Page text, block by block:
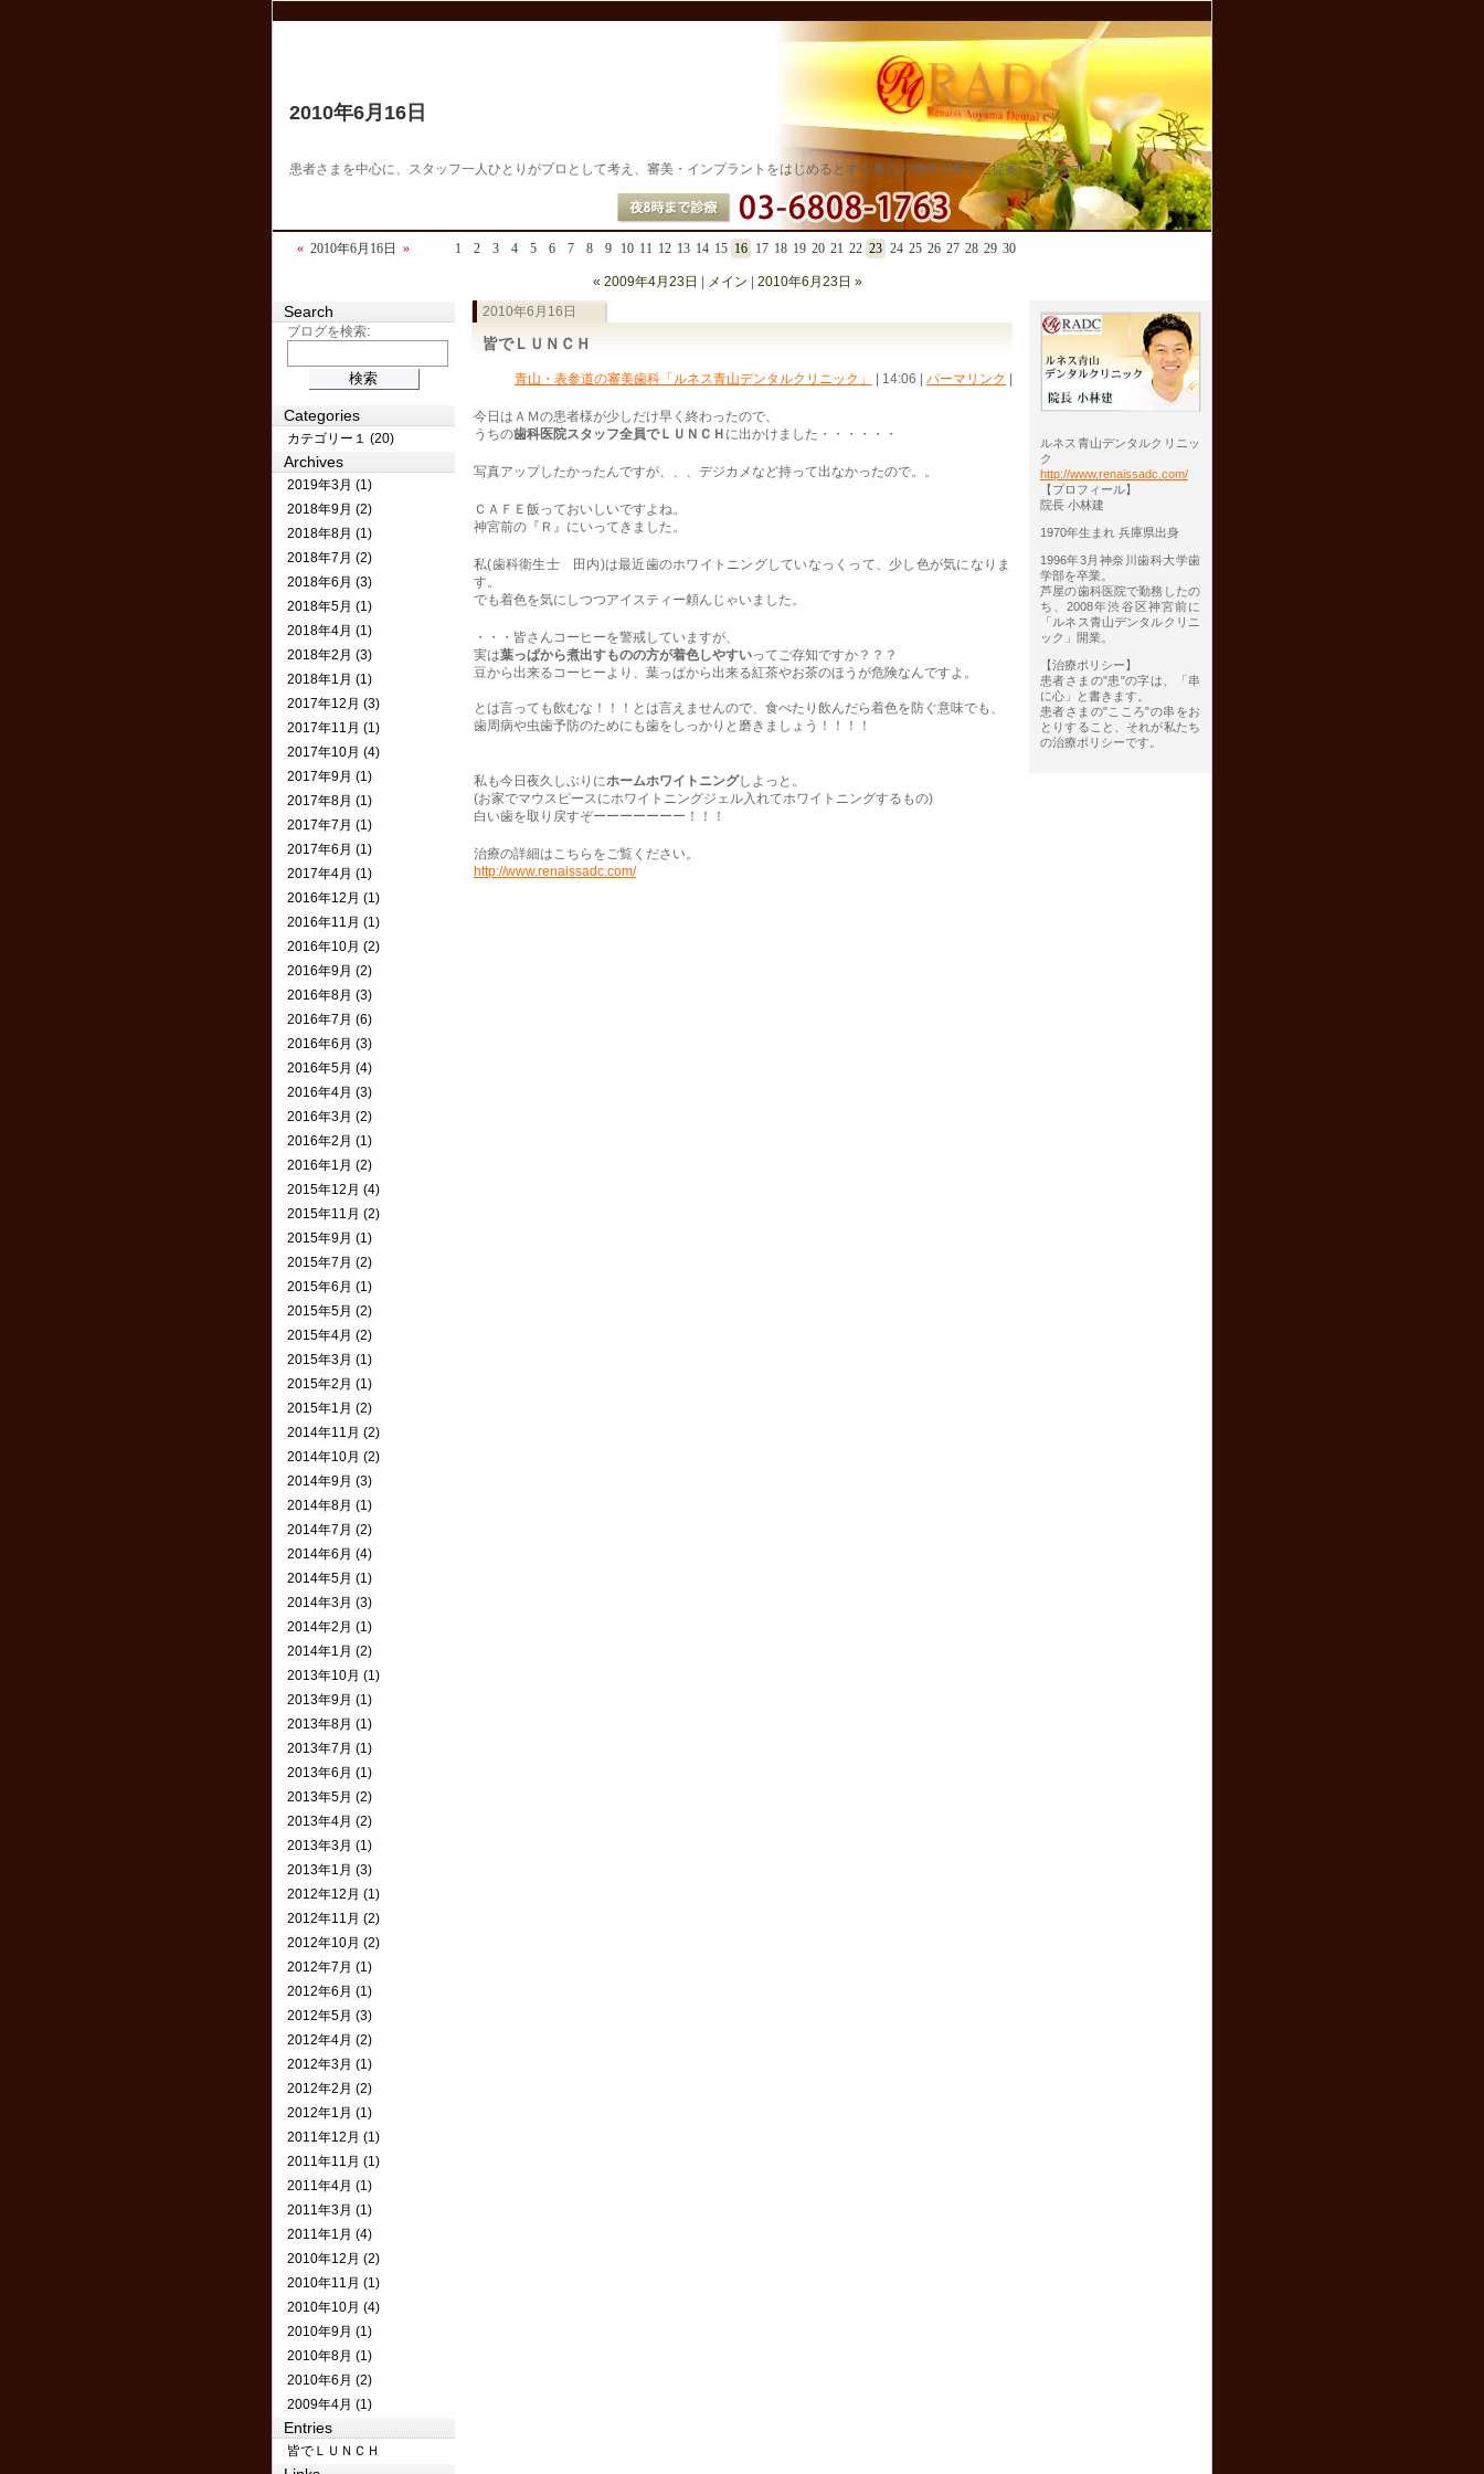
2010年6月16日
患者さまを中心に、スタッフ一人ひとりがプロとして考え、審美・インプラントをはじめるとする最高の歯科治療をご提案いたします。
« 2010年6月16日 » 1 2 3 4 5 6 7 8 9 10 11 12 13 14 15 16 17 18 19 20 21 22 23 24 25 26 27 28 29 30
2010年6月16日
皆でＬＵＮＣＨ
青山・表参道の審美歯科「ルネス青山デンタルクリニック」 | 14:06 パーマリンク
今日はＡＭの患者様が少しだけ早く終わったので、
うちの歯科医院スタッフ全員でＬＵＮＣＨ に出かけました・・・・・・
写真アップしたかったんですが、、、デジカメなど持って出なかったので。。
ＣＡＦＥ飯っておいしいですよね。
神宮前の『Ｒ』にいってきました。
私(歯科衛生士 田内)は最近歯のホワイトニングしていなっくって、少し色が気になりま
す。
でも着色を気にしつつアイスティー頼んじゃいました。
・・・皆さんコーヒーを警戒していますが、
実は葉っぱから煮出すものの方が着色しやすいってご存知ですか？？？
豆から出来るコーヒーより、葉っぱから出来る紅茶やお茶のほうが危険なんですよ。
とは言っても飲むな！！！とは言えませんので、食べたり飲んだら着色を防ぐ意味でも、
歯周病や虫歯予防のためにも歯をしっかりと磨きましょう！！！！
私も今日夜久しぶりにホームホワイトニングしよっと。
(お家でマウスピースにホワイトニングジェル入れてホワイトニングするもの)
白い歯を取り戻すぞーーーーーーー！！！
治療の詳細はこちらをご覧ください。
http://www.renaissadc.com/
« 2009年4月23日 メイン 2010年6月23日 »
Search
ブログを検索:
Categories
カテゴリー１ (20)
Archives
2019年3月 (1)
2018年9月 (2)
2018年8月 (1)
2018年7月 (2)
2018年6月 (3)
2018年5月 (1)
2018年4月 (1)
2018年2月 (3)
2018年1月 (1)
2017年12月 (3)
2017年11月 (1)
2017年10月 (4)
2017年9月 (1)
2017年8月 (1)
2017年7月 (1)
2017年6月 (1)
2017年4月 (1)
2016年12月 (1)
2016年11月 (1)
2016年10月 (2)
2016年9月 (2)
2016年8月 (3)
2016年7月 (6)
2016年6月 (3)
2016年5月 (4)
2016年4月 (3)
2016年3月 (2)
2016年2月 (1)
2016年1月 (2)
2015年12月 (4)
2015年11月 (2)
2015年9月 (1)
2015年7月 (2)
2015年6月 (1)
2015年5月 (2)
2015年4月 (2)
2015年3月 (1)
2015年2月 (1)
2015年1月 (2)
2014年11月 (2)
2014年10月 (2)
2014年9月 (3)
2014年8月 (1)
2014年7月 (2)
2014年6月 (4)
2014年5月 (1)
2014年3月 (3)
2014年2月 (1)
2014年1月 (2)
2013年10月 (1)
2013年9月 (1)
2013年8月 (1)
2013年7月 (1)
2013年6月 (1)
2013年5月 (2)
2013年4月 (2)
2013年3月 (1)
2013年1月 (3)
2012年12月 (1)
2012年11月 (2)
2012年10月 (2)
2012年7月 (1)
2012年6月 (1)
2012年5月 (3)
2012年4月 (2)
2012年3月 (1)
2012年2月 (2)
2012年1月 (1)
2011年12月 (1)
2011年11月 (1)
2011年4月 (1)
2011年3月 (1)
2011年1月 (4)
2010年12月 (2)
2010年11月 (1)
2010年10月 (4)
2010年9月 (1)
2010年8月 (1)
2010年6月 (2)
2009年4月 (1)
Entries
皆でＬＵＮＣＨ
ルネス青山デンタルクリニッ
ク
http://www.renaissadc.com/
【プロフィール】
院長 小林建
1970年生まれ 兵庫県出身
1996年3月神奈川歯科大学歯
学部を卒業。
芦屋の歯科医院で勤務したの
ち、2008年渋谷区神宮前に
「ルネス青山デンタルクリニ
ック」開業。
【治療ポリシー】
患者さまの"患"の字は、「串
に心」と書きます。
患者さまの"こころ"の串をお
とりすること、それが私たち
の治療ポリシーです。